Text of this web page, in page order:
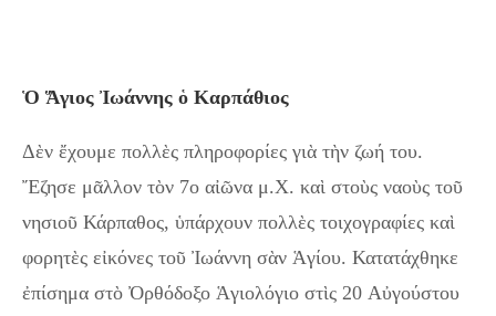
Ὁ Ἅγιος Ἰωάννης ὁ Καρπάθιος
Δὲν ἔχουμε πολλὲς πληροφορίες γιὰ τὴν ζωή του.
Ἔζησε μᾶλλον τὸν 7ο αἰῶνα μ.Χ. καὶ στοὺς ναοὺς τοῦ
νησιοῦ Κάρπαθος, ὑπάρχουν πολλὲς τοιχογραφίες καὶ
φορητὲς εἰκόνες τοῦ Ἰωάννη σὰν Ἁγίου. Κατατάχθηκε
ἐπίσημα στὸ Ὀρθόδοξο Ἁγιολόγιο στὶς 20 Αὐγούστου